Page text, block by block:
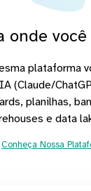
onde
plataforma
(Claude/
planilhas,
e data
Conheça Nossa